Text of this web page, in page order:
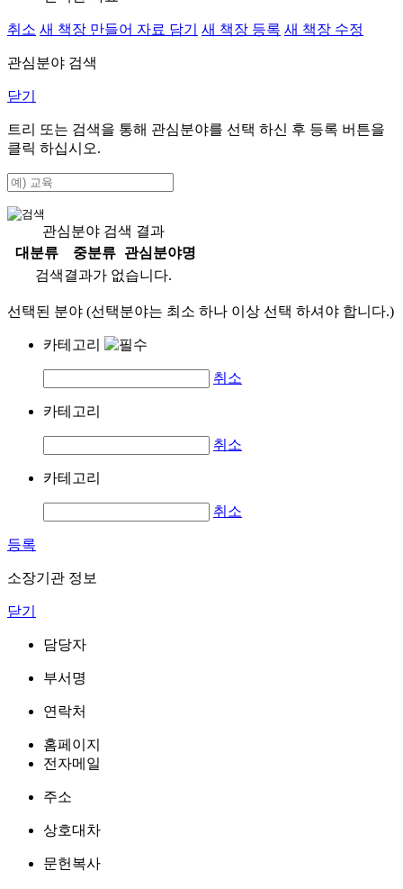
취소 새 책장 만들어 자료 담기 새 책장 등록 새 책장 수정
관심분야 검색
닫기
트리 또는 검색을 통해 관심분야를 선택 하신 후 등록 버튼을
클릭 하십시오.
관심분야 검색 결과
대분류
중분류
관심분야명
검색결과가 없습니다.
선택된 분야 (선택분야는 최소 하나 이상 선택 하셔야 합니다.)
카테고리
취소
카테고리
취소
카테고리
취소
등록
소장기관 정보
닫기
담당자
부서명
연락처
홈페이지
전자메일
주소
상호대차
문헌복사